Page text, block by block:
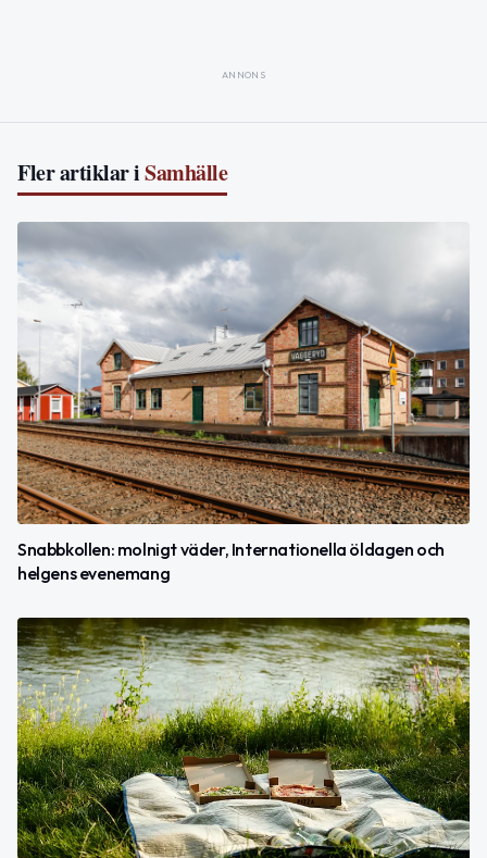
ANNONS
Fler artiklar iSamhälle
Snabbkollen: molnigt väder, Internationella öldagen och
helgens evenemang